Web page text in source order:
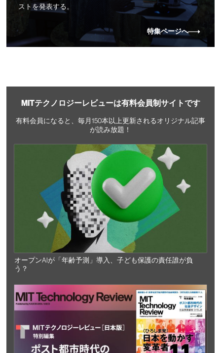
ストを発表する。
特集ページへ
MITテクノロジーレビューは有料会員制サイトです
有料会員になると、毎月150本以上更新されるオリジナル記事
が読み放題！
オープンAIが「年齢予測」導入、子ども保護の責任誰が負
う？